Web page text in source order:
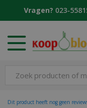
Vragen? 023-
Dit product heeft nog geen